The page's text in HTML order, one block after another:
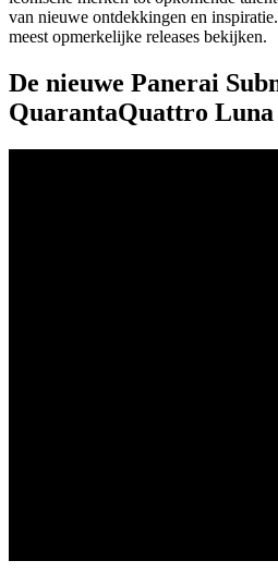
van nieuwe ontdekkingen en
meest opmerkelijke releases bekijken.
De nieuwe Panerai
QuarantaQuattro Luna